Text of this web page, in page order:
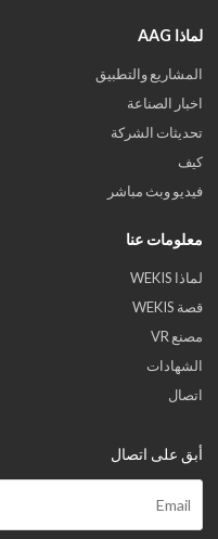
لماذا AAG
المشاريع والتطبيق
اخبار الصناعة
تحديثات الشركة
كيف
فيديو وبث مباشر
معلومات عنا
لماذا WEKIS
قصة WEKIS
مصنع VR
الشهادات
اتصال
أبق على اتصال